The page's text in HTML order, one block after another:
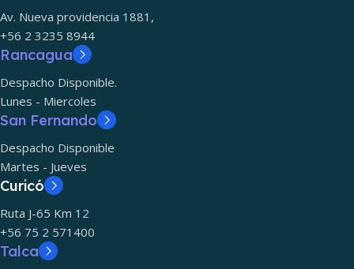
Av. Nueva providencia 1881,
+56 2 3235 8944
Rancagua
Despacho Disponible.
Lunes - Miercoles
San Fernando
Despacho Disponible
Martes - Jueves
Curicó
Ruta J-65 Km 12
+56 75 2 571400
Talca